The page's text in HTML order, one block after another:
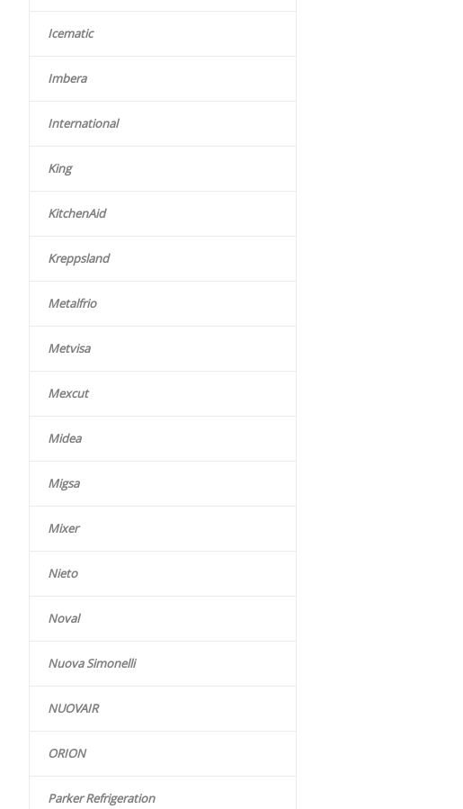
Icematic
Imbera
International
King
KitchenAid
Kreppsland
Metalfrio
Metvisa
Mexcut
Midea
Migsa
Mixer
Nieto
Noval
Nuova Simonelli
NUOVAIR
ORION
Parker Refrigeration